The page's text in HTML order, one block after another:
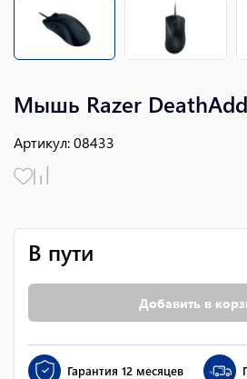
Мышь Razer
Артикул:08433
В пути
Добавить в
Гарантия 12 месяцев